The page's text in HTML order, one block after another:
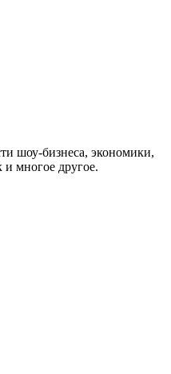
шоу-бизнеса, экономики,
многое другое.